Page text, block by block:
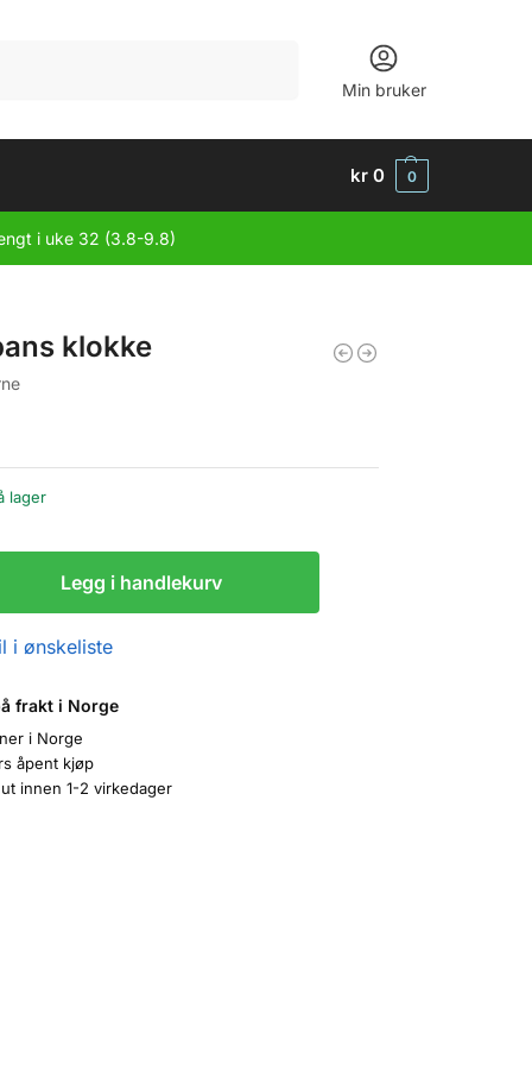
Min bruker
kr 0 0
i uke 32 (3.8-9.8)
klokke
lager
Legg i handlekurv
i ønskeliste
frakt i Norge
i Norge
åpent kjøp
innen 1-2 virkedager